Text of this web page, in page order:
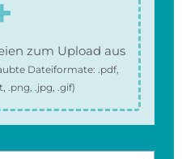
zum Upload aus
Dateiformate: .pdf,
.png, .jpg, .gif)